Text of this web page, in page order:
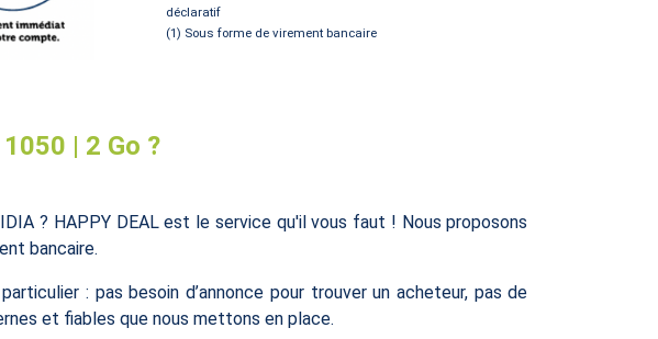
déclaratif
(1) Sous forme de virement bancaire
| 2 Go ?
? HAPPY DEAL est le service qu'il vous faut ! Nous proposons
bancaire.
: pas besoin d’annonce pour trouver un acheteur, pas de
et fiables que nous mettons en place.